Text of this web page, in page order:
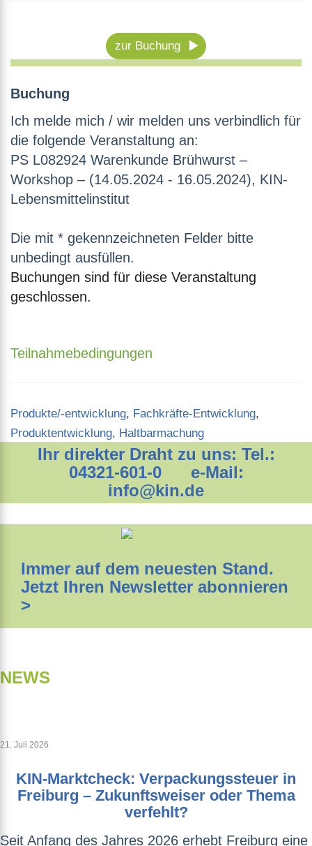
zur Buchung
Buchung
Ich melde mich / wir melden uns verbindlich für
die folgende Veranstaltung an:
PS L082924 Warenkunde Brühwurst –
Workshop – (14.05.2024 - 16.05.2024), KIN-
Lebensmittelinstitut
Die mit * gekennzeichneten Felder bitte
unbedingt ausfüllen.
Buchungen sind für diese Veranstaltung
geschlossen.
Teilnahmebedingungen
Categories
Produkte/-entwicklung, Fachkräfte-Entwicklung,
Produktentwicklung, Haltbarmachung
Ihr direkter Draht zu uns: Tel.:
04321-601-0 e-Mail:
info@kin.de
Immer auf dem neuesten Stand.
Jetzt Ihren Newsletter abonnieren
>
NEWS
21. Juli 2026
KIN-Marktcheck: Verpackungssteuer in
Freiburg – Zukunftsweiser oder Thema
verfehlt?
Seit Anfang des Jahres 2026 erhebt Freiburg eine